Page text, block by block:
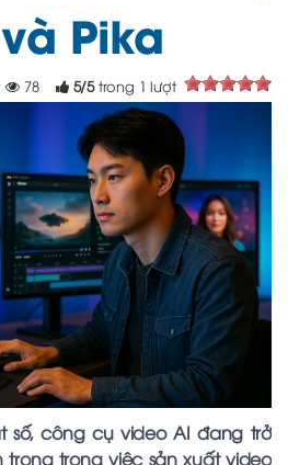
Pika
78 5/5 trong 1 lượt
số, công cụ video AI đang trở
trong việc sản xuất video